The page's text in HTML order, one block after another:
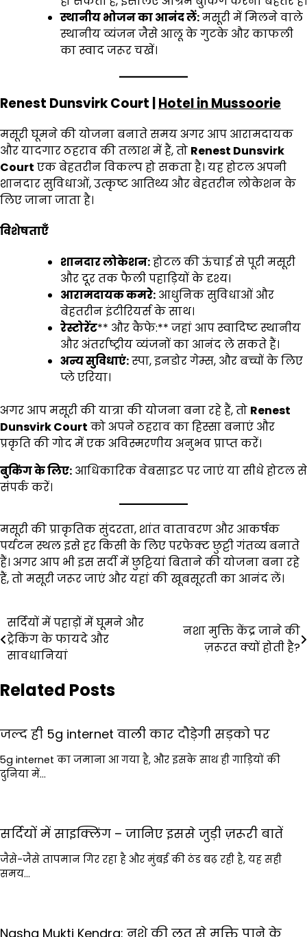
स्थानीय भोजन का आनंद लें:मसूरी में मिलने वाले
स्थानीय व्यंजन जैसे आलू के गुटके और काफली
का स्वाद जरूर चखें।
Renest Dunsvirk Court | Hotel in Mussoorie
मसूरी घूमने की योजना बनाते समय अगर आप आरामदायक
और यादगार ठहराव की तलाश में हैं, तो Renest Dunsvirk
Court एक बेहतरीन विकल्प हो सकता है। यह होटल अपनी
शानदार सुविधाओं, उत्कृष्ट आतिथ्य और बेहतरीन लोकेशन के
लिए जाना जाता है।
विशेषताएँ
शानदार लोकेशन:होटल की ऊंचाई से पूरी मसूरी
और दूर तक फैली पहाड़ियों के दृश्य।
आरामदायक कमरे: आधुनिक सुविधाओं और
बेहतरीन इंटीरियर्स के साथ।
रेस्टोरेंट** और कैफे:** जहां आप स्वादिष्ट स्थानीय
और अंतर्राष्ट्रीय व्यंजनों का आनंद ले सकते हैं।
अन्य सुविधाएं:स्पा, इनडोर गेम्स, और बच्चों के लिए
प्ले एरिया।
अगर आप मसूरी की यात्रा की योजना बना रहे हैं, तो Renest
Dunsvirk Court को अपने ठहराव का हिस्सा बनाएं और
प्रकृति की गोद में एक अविस्मरणीय अनुभव प्राप्त करें।
बुकिंग के लिए: आधिकारिक वेबसाइट पर जाएं या सीधे होटल से
संपर्क करें।
मसूरी की प्राकृतिक सुंदरता, शांत वातावरण और आकर्षक
पर्यटन स्थल इसे हर किसी के लिए परफेक्ट छुट्टी गंतव्य बनाते
हैं। अगर आप भी इस सर्दी में छुट्टियां बिताने की योजना बना रहे
हैं, तो मसूरी जरूर जाएं और यहां की खूबसूरती का आनंद लें।
Post
navigation
सर्दियों में पहाड़ों में घूमने और
ट्रेकिंग के फायदे और
सावधानियां
नशा मुक्ति केंद्र जाने की
ज़रूरत क्यों होती है?
Related Posts
जल्द ही 5g internet वाली कार दौड़ेगी सड़को पर
5g internet का जमाना आ गया है, और इसके साथ ही गाड़ियों की
दुनिया में…
सर्दियों में साइक्लिंग – जानिए इससे जुड़ी ज़रूरी बातें
जैसे-जैसे तापमान गिर रहा है और मुंबई की ठंड बढ़ रही है, यह सही
समय…
Nasha Mukti Kendra: नशे की लत से मुक्ति पाने के